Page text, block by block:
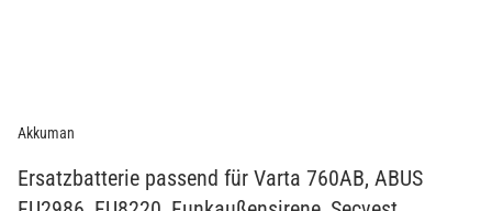
Akkuman
Ersatzbatterie passend für Varta 760AB, ABUS